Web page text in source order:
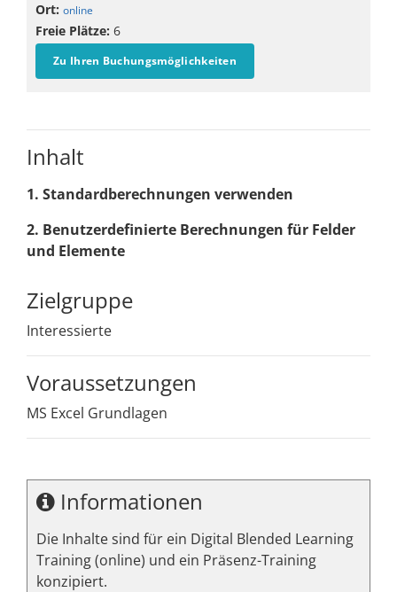
Ort: online
Freie Plätze: 6
Zu Ihren Buchungsmöglichkeiten
Inhalt
1. Standardberechnungen verwenden
2. Benutzerdefinierte Berechnungen für Felder
und Elemente
Zielgruppe
Interessierte
Voraussetzungen
MS Excel Grundlagen
Informationen
Die Inhalte sind für ein Digital Blended Learning
Training (online) und ein Präsenz-Training
konzipiert.